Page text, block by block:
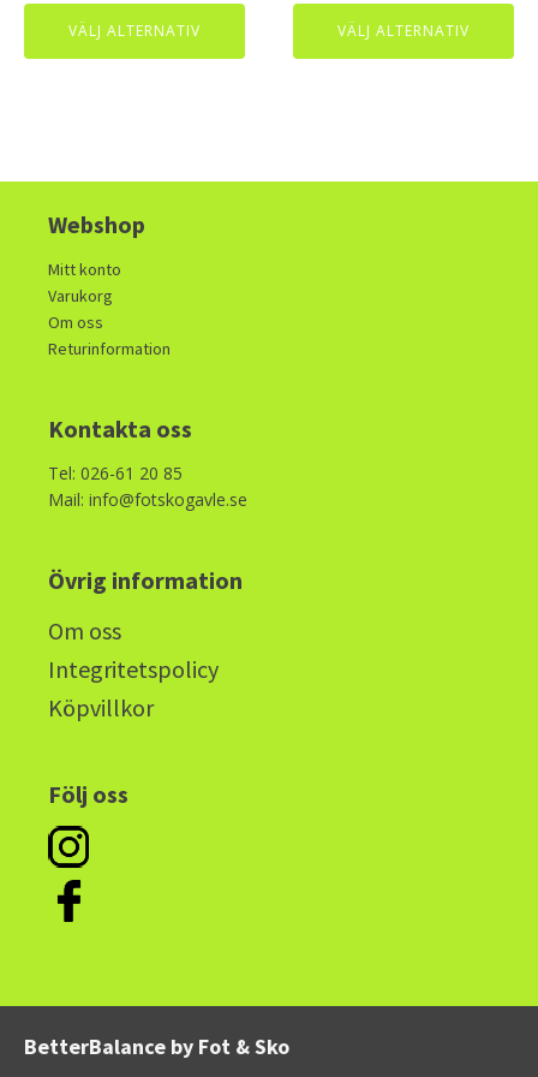
VÄLJ ALTERNATIV VÄLJ ALTERNATIV
Webshop
Mitt konto
Varukorg
Om oss
Returinformation
Kontakta oss
Tel: 026-61 20 85
Mail: info@fotskogavle.se
Övrig information
Om oss
Integritetspolicy
Köpvillkor
Följ oss
BetterBalance by Fot & Sko